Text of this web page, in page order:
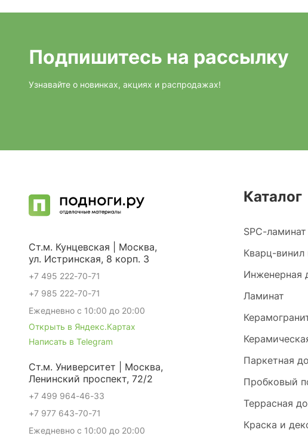
Подпишитесь на рассылку
Узнавайте о новинках, акциях и распродажах!
Каталог
SPC-ламинат
Кварц-винил
Инженерная
Ламинат
Паркетная
Пробковый
Террасная
Краска и
Ст.м. Кунцевская | Москва,
ул. Истринская, 8 корп. 3
+7 495 222-70-71
+7 985 222-70-71
Ежедневно с 10:00 до 20:00
Открыть в Яндекс.Картах
Написать в Telegram
Ст.м. Университет | Москва,
Ленинский проспект, 72/2
+7 499 964-46-33
+7 977 643-70-71
Ежедневно с 10:00 до 20:00